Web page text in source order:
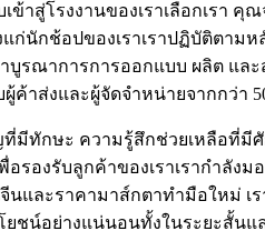
าสู่โรงงานของเราเลือกเรา
กช้อปของเราเราปฏิบัติตามห
าบูรณาการการออกแบบ ผลิต แล
าส่งและผู้จัดจำหน่ายจากกว่า
ทักษะ ความรู้สึกช่วยเหลือที่มี
องรับลูกค้าของเราเรากำลัง
ละราคามาส์กตาทำมือใหม่ เ
ชน์อย่างแน่นอนทั้งในระยะสั้นแ